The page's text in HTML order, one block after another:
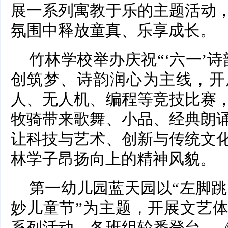
展一系列寓教于乐的主题活动
氛围中释放童真、乐享成长。
竹林学校举办庆祝“‘六一’
创筑梦、诗韵润心为主线，
人、无人机、编程等竞技比赛
牧骑带来歌舞、小品、经典朗
让科技与艺术、创新与传统文
林学子昂扬向上的精神风貌。
第一幼儿园蓝天园以“左脚
妙儿童节”为主题，开展文艺